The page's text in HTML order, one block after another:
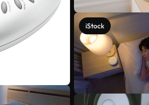
iStock